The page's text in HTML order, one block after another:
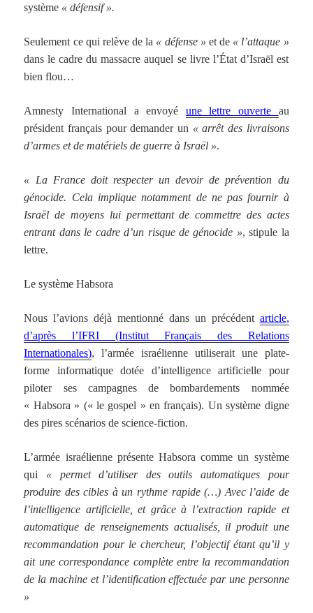
système « défensif ».
Seulement ce qui relève de la « défense » et de « l’attaque »
dans le cadre du massacre auquel se livre l’État d’Israël est
bien flou…
Amnesty International a envoyé une lettre ouverte au
président français pour demander un « arrêt des livraisons
d’armes et de matériels de guerre à Israël ».
« La France doit respecter un devoir de prévention du
génocide. Cela implique notamment de ne pas fournir à
Israël de moyens lui permettant de commettre des actes
entrant dans le cadre d’un risque de génocide », stipule la
lettre.
Le système Habsora
Nous l’avions déjà mentionné dans un précédent article,
d’après l’IFRI (Institut Français des Relations
Internationales), l’armée israélienne utiliserait une plate-
forme informatique dotée d’intelligence artificielle pour
piloter ses campagnes de bombardements nommée
« Habsora » (« le gospel » en français). Un système digne
des pires scénarios de science-fiction.
L’armée israélienne présente Habsora comme un système
qui «
permet d’utiliser des outils automatiques pour
produire des cibles à un rythme rapide (…) Avec l’aide de
l’intelligence artificielle, et grâce à l’extraction rapide et
automatique de renseignements actualisés, il produit une
recommandation pour le chercheur, l’objectif étant qu’il y
ait une correspondance complète entre la recommandation
de la machine et l’identification effectuée par une personne
»